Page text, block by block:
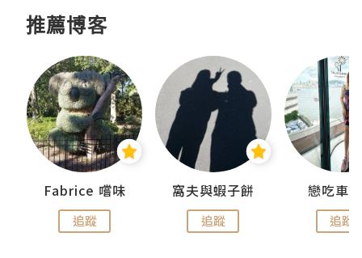
推薦博客
Fabrice 嚐味
追蹤
窩夫與蝦子餅
追蹤
戀吃車
追蹤